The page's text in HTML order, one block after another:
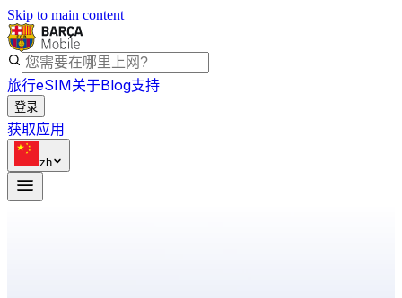
Skip to main content
旅行eSIM关于Blog支持
登录
获取应用
zh